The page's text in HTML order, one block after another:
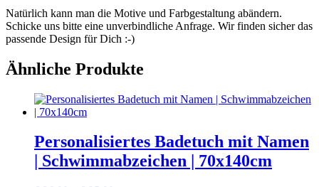
Natürlich kann man die Motive und Farbgestaltung abändern.
Schicke uns bitte eine unverbindliche Anfrage. Wir finden sicher das
passende Design für Dich :-)
Ähnliche Produkte
Personalisiertes Badetuch mit Namen
| Schwimmabzeichen | 70x140cm